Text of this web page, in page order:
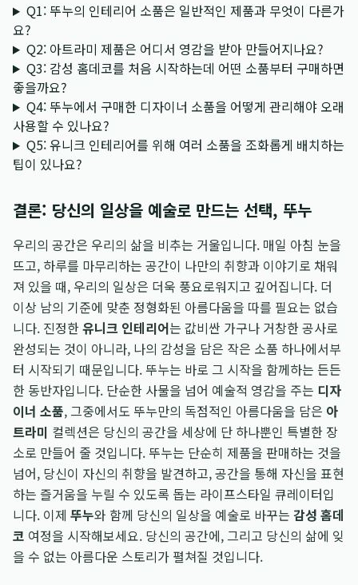
Q1: 뚜누의 인테리어 소품은 일반적인 제품과 무엇이 다른가
요?
Q2: 아트라미 제품은 어디서 영감을 받아 만들어지나요?
Q3: 감성 홈데코를 처음 시작하는데 어떤 소품부터 구매하면
좋을까요?
Q4: 뚜누에서 구매한 디자이너 소품을 어떻게 관리해야 오래
사용할 수 있나요?
Q5: 유니크 인테리어를 위해 여러 소품을 조화롭게 배치하는
팁이 있나요?
결론: 당신의 일상을 예술로 만드는 선택, 뚜누
우리의 공간은 우리의 삶을 비추는 거울입니다. 매일 아침 눈을
뜨고, 하루를 마무리하는 공간이 나만의 취향과 이야기로 채워
져 있을 때, 우리의 일상은 더욱 풍요로워지고 깊어집니다. 더
이상 남의 기준에 맞춘 정형화된 아름다움을 따를 필요는 없습
니다. 진정한유니크 인테리어는 값비싼 가구나 거창한 공사로
완성되는 것이 아니라, 나의 감성을 담은 작은 소품 하나에서부
터 시작되기 때문입니다. 뚜누는 바로 그 시작을 함께하는 든든
한 동반자입니다. 단순한 사물을 넘어 예술적 영감을 주는 디자
이너 소품, 그중에서도 뚜누만의 독점적인 아름다움을 담은 아
트라미 컬렉션은 당신의 공간을 세상에 단 하나뿐인 특별한 장
소로 만들어 줄 것입니다. 뚜누는 단순히 제품을 판매하는 것을
넘어, 당신이 자신의 취향을 발견하고, 공간을 통해 자신을 표현
하는 즐거움을 누릴 수 있도록 돕는 라이프스타일 큐레이터입
니다. 이제 뚜누와 함께 당신의 일상을 예술로 바꾸는 감성 홈데
코 여정을 시작해보세요. 당신의 공간에, 그리고 당신의 삶에 잊
을 수 없는 아름다운 스토리가 펼쳐질 것입니다.